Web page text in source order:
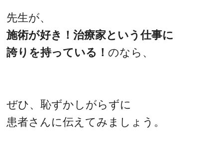
先生が、
施術が好き！治療家という仕事に
誇りを持っている！のなら、
ぜひ、恥ずかしがらずに
患者さんに伝えてみましょう。